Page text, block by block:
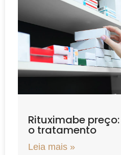
Rituximabe
o tratamento
Leia mais »